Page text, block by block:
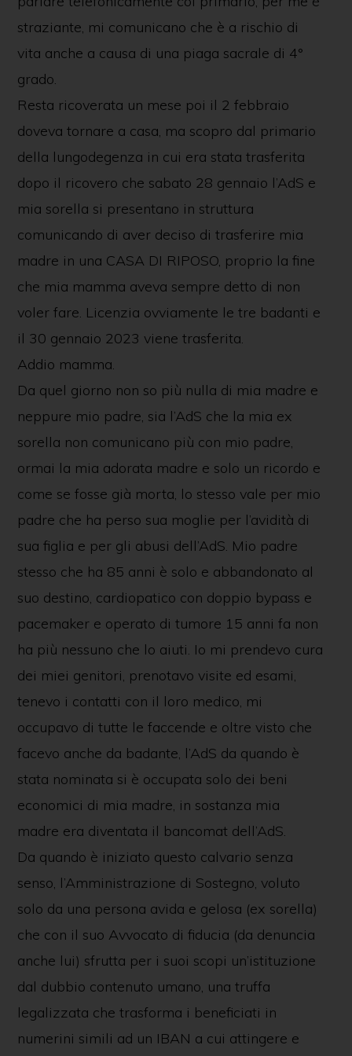
straziante, mi comunicano che è a rischio di
vita anche a causa di una piaga sacrale di 4°
grado.
Resta ricoverata un mese poi il 2 febbraio
doveva tornare a casa, ma scopro dal primario
della lungodegenza in cui era stata trasferita
dopo il ricovero che sabato 28 gennaio l’AdS e
mia sorella si presentano in struttura
comunicando di aver deciso di trasferire mia
madre in una CASA DI RIPOSO, proprio la fine
che mia mamma aveva sempre detto di non
voler fare. Licenzia ovviamente le tre badanti e
il 30 gennaio 2023 viene trasferita.
Addio mamma.
Da quel giorno non so più nulla di mia madre e
neppure mio padre, sia l’AdS che la mia ex
sorella non comunicano più con mio padre,
ormai la mia adorata madre e solo un ricordo e
come se fosse già morta, lo stesso vale per mio
padre che ha perso sua moglie per l’avidità di
sua figlia e per gli abusi dell’AdS. Mio padre
stesso che ha 85 anni è solo e abbandonato al
suo destino, cardiopatico con doppio bypass e
pacemaker e operato di tumore 15 anni fa non
ha più nessuno che lo aiuti. Io mi prendevo cura
dei miei genitori, prenotavo visite ed esami,
tenevo i contatti con il loro medico, mi
occupavo di tutte le faccende e oltre visto che
facevo anche da badante, l’AdS da quando è
stata nominata si è occupata solo dei beni
economici di mia madre, in sostanza mia
madre era diventata il bancomat dell’AdS.
Da quando è iniziato questo calvario senza
senso, l’Amministrazione di Sostegno, voluto
solo da una persona avida e gelosa (ex sorella)
che con il suo Avvocato di fiducia (da denuncia
anche lui) sfrutta per i suoi scopi un’istituzione
dal dubbio contenuto umano, una truffa
legalizzata che trasforma i beneficiati in
numerini simili ad un IBAN a cui attingere e